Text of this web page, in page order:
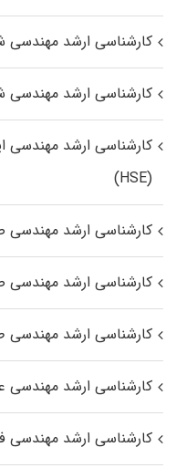
کارشناسی ارشد مهندسی
کارشناسی ارشد مهندسی
کارشناسی ارشد
(HSE)
کارشناسی ارشد مهندسی
کارشناسی ارشد مهندسی
کارشناسی ارشد
کارشناسی ارشد مهندسی
کارشناسی ارشد مهندسی